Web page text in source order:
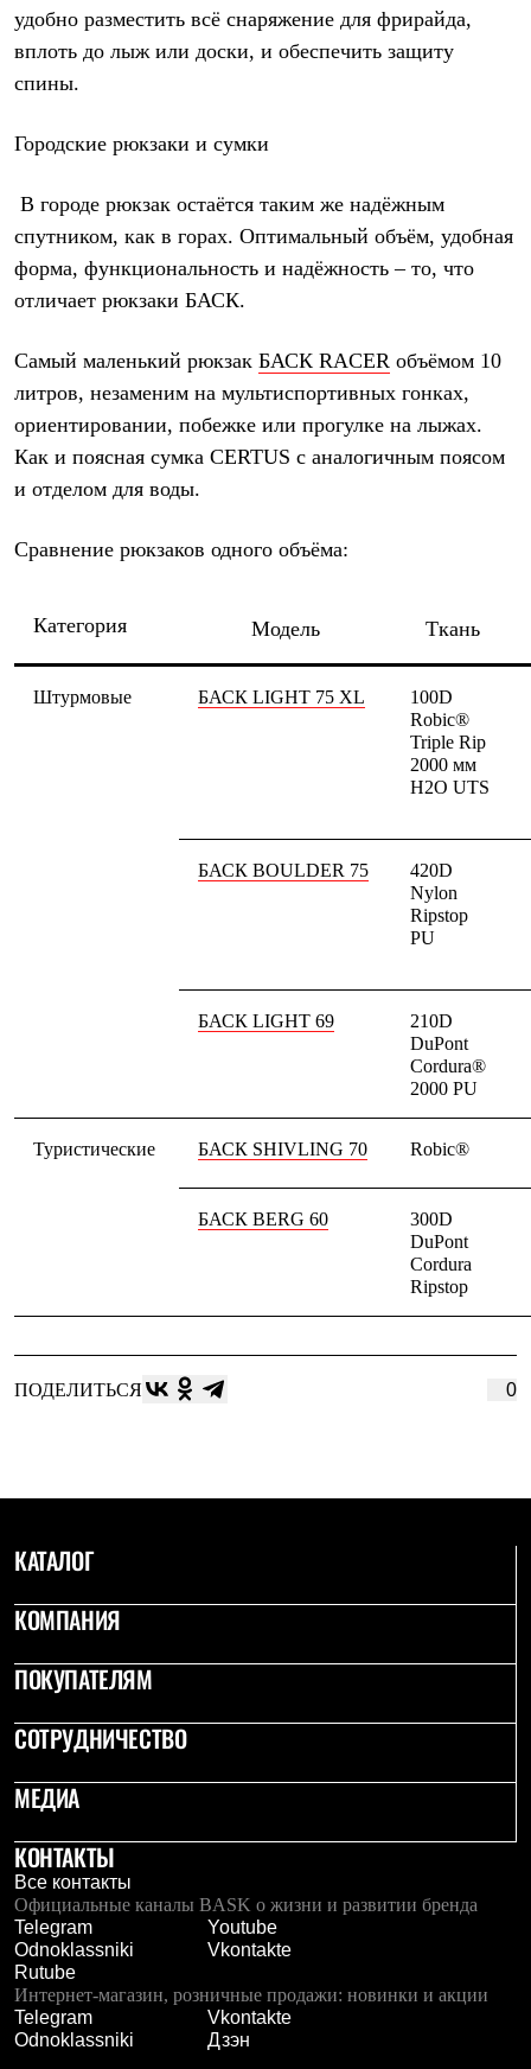
удобно разместить всё снаряжение для фрирайда,
вплоть до лыж или доски, и обеспечить защиту
спины.
Городские рюкзаки и сумки
В городе рюкзак остаётся таким же надёжным
спутником, как в горах. Оптимальный объём, удобная
форма, функциональность и надёжность – то, что
отличает рюкзаки БАСК.
Самый маленький рюкзак БАСК RACER объёмом 10
литров, незаменим на мультиспортивных гонках,
ориентировании, побежке или прогулке на лыжах.
Как и поясная сумка CERTUS с аналогичным поясом
и отделом для воды.
Сравнение рюкзаков одного объёма:
Категория Модель Ткань
Штурмовые БАСК LIGHT 75 XL
100D
Robic®
Triple Rip
2000 мм
Н2О UTS
БАСК BOULDER 75
420D
Nylon
Ripstop
PU
БАСК LIGHT 69
210D
DuPont
Cordura®
2000 PU
Туристические БАСК SHIVLING 70 Robic®
БАСК BERG 60
300D
DuPont
Cordura
Ripstop
ПОДЕЛИТЬСЯ 0
КАТАЛОГ
КОМПАНИЯ
ПОКУПАТЕЛЯМ
СОТРУДНИЧЕСТВО
МЕДИА
КОНТАКТЫ
Все контакты
Официальные каналы BASK о жизни и развитии бренда
Telegram
Youtube
Odnoklassniki
Vkontakte
Rutube
Интернет-магазин, розничные продажи: новинки и акции
Telegram
Vkontakte
Odnoklassniki
Дзэн